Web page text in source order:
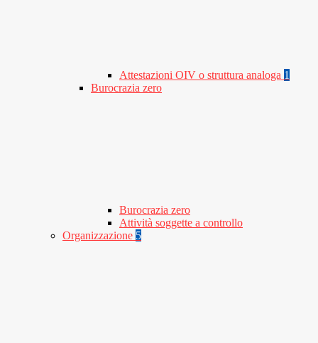
Attestazioni OIV o struttura analoga 1
Burocrazia zero
Burocrazia zero
Attività soggette a controllo
Organizzazione 5